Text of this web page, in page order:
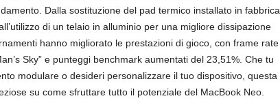
Dalla sostituzione del pad termico installato in fabbrica
di un telaio in alluminio per una migliore dissipazione
hanno migliorato le prestazioni di gioco, con frame rate
Sky” e punteggi benchmark aumentati del 23,51%. Che tu
modulare o desideri personalizzare il tuo dispositivo, questa
su come sfruttare tutto il potenziale del MacBook Neo.